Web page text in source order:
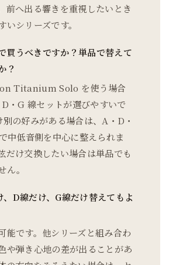
前へ出る響きを重視したいとき
いシリーズです。
買うべきですか？単品で替えて
？
Titanium Solo を使う場合
・G 線セットが選びやすいで
別の好みがある場合は、A・D・
中低音側を中心に整えられま
だけ交換したい場合は単品でも
ん。
、D線だけ、G線だけ替えてもよ
能です。他シリーズと組み合わ
や弾き心地の差が出ることがあ